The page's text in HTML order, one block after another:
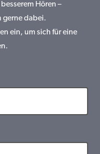
Hören –
gerne dabei.
ein, um sich für eine